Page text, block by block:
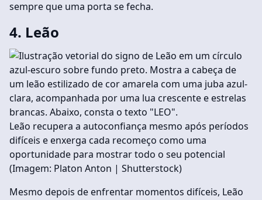
sempre que uma porta se fecha.
4. Leão
Leão recupera a autoconfiança mesmo após períodos
difíceis e enxerga cada recomeço como uma
oportunidade para mostrar todo o seu potencial
(Imagem: Platon Anton | Shutterstock)
Mesmo depois de enfrentar momentos difíceis, Leão